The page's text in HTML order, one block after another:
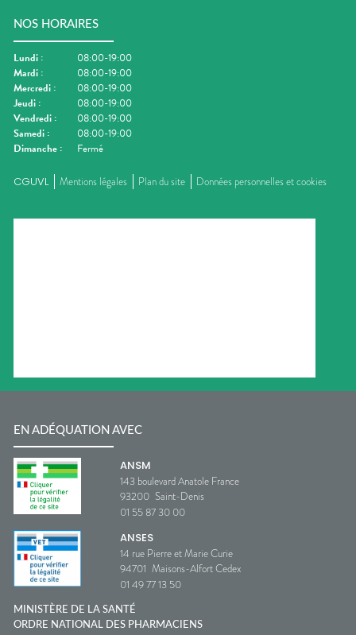
NOS HORAIRES
Lundi :
08:00-19:00
Mardi :
08:00-19:00
Mercredi :
08:00-19:00
Jeudi :
08:00-19:00
Vendredi :
08:00-19:00
Samedi :
08:00-19:00
Dimanche : Fermé
CGUVL Mentions légales Plan du site Données personnelles et cookies
EN ADÉQUATION AVEC
ANSM
143 boulevard Anatole France
93200 Saint-Denis
01 55 87 30 00
ANSES
14 rue Pierre et Marie Curie
94701 Maisons-Alfort Cedex
01 49 77 13 50
MINISTÈRE DE LA SANTÉ
ORDRE NATIONAL DES PHARMACIENS